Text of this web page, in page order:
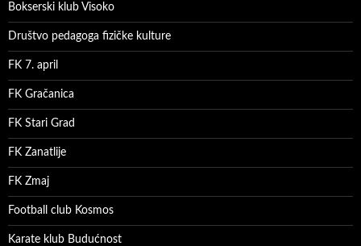
Bokserski klub Visoko
Društvo pedagoga fizičke kulture
FK 7. april
FK Gračanica
FK Stari Grad
FK Zanatlije
FK Zmaj
Football club Kosmos
Karate klub Budućnost